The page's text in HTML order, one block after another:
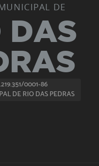
DE
DAS
0001-86
DE RIO DAS PEDRAS